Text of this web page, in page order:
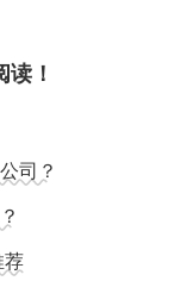
！
司？
荐